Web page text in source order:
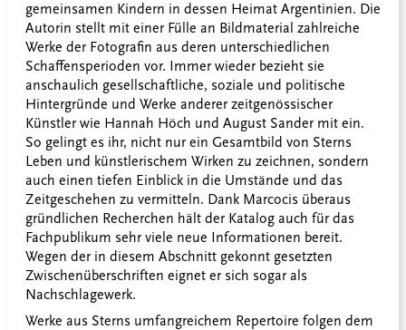
gemeinsamen Kindern in dessen Heimat Argentinien. Die
Autorin stellt mit einer Fülle an Bildmaterial zahlreiche
Werke der Fotografin aus deren unterschiedlichen
Schaffensperioden vor. Immer wieder bezieht sie
anschaulich gesellschaftliche, soziale und politische
Hintergründe und Werke anderer zeitgenössischer
Künstler wie Hannah Höch und August Sander mit ein.
So gelingt es ihr, nicht nur ein Gesamtbild von Sterns
Leben und künstlerischem Wirken zu zeichnen, sondern
auch einen tiefen Einblick in die Umstände und das
Zeitgeschehen zu vermitteln. Dank Marcocis überaus
gründlichen Recherchen hält der Katalog auch für das
Fachpublikum sehr viele neue Informationen bereit.
Wegen der in diesem Abschnitt gekonnt gesetzten
Zwischenüberschriften eignet er sich sogar als
Nachschlagewerk.
Werke aus Sterns umfangreichem Repertoire folgen dem